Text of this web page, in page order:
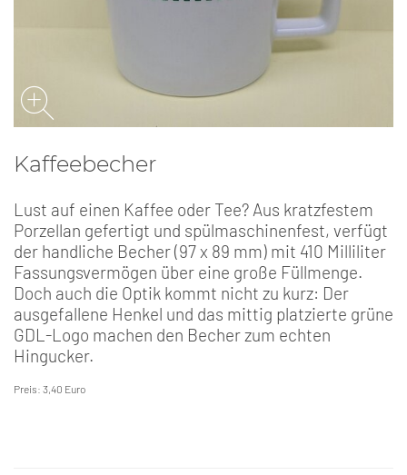
Kaffeebecher
Lust auf einen Kaffee oder Tee? Aus kratzfestem
Porzellan gefertigt und spülmaschinenfest, verfügt
der handliche Becher (97 x 89 mm) mit 410 Milliliter
Fassungsvermögen über eine große Füllmenge.
Doch auch die Optik kommt nicht zu kurz: Der
ausgefallene Henkel und das mittig platzierte grüne
GDL-Logo machen den Becher zum echten
Hingucker.
Preis: 3,40 Euro